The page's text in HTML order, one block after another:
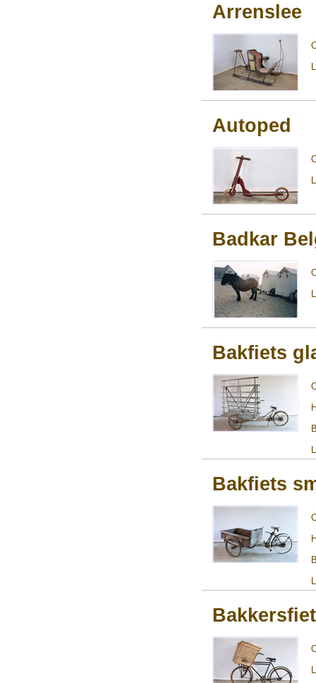
Arrenslee
Autoped
Badkar
Bakfiets
Bakfiets